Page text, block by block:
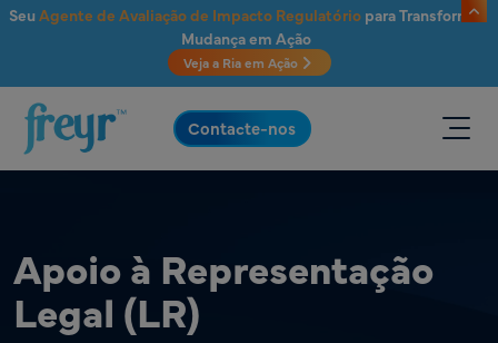
Saltar para o conteúdo principal
Seu Agente de Avaliação de Impacto Regulatóriopara Transformar
Mudança em Ação
Veja a Ria em Ação
.
Contacte-nos
Apoio à Representação
Legal (LR)